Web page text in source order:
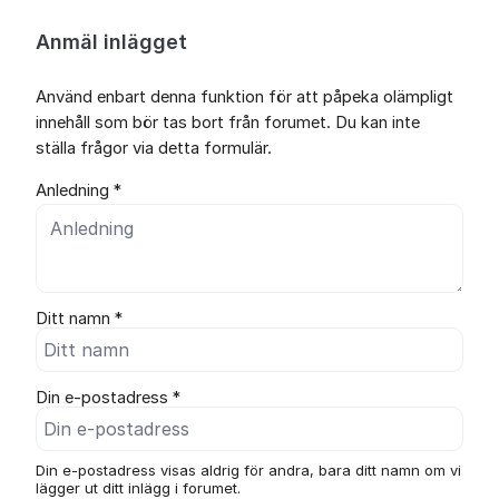
Anmäl inlägget
Använd enbart denna funktion för att påpeka olämpligt
innehåll som bör tas bort från forumet. Du kan inte
ställa frågor via detta formulär.
Anledning *
Ditt namn *
Din e-postadress *
Din e-postadress visas aldrig för andra, bara ditt namn om vi
lägger ut ditt inlägg i forumet.